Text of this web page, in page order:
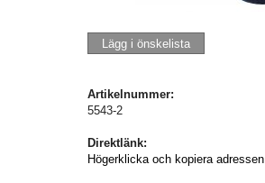
Lägg i önskelista
Artikelnummer:
5543-2
Direktlänk:
Högerklicka och kopiera adressen